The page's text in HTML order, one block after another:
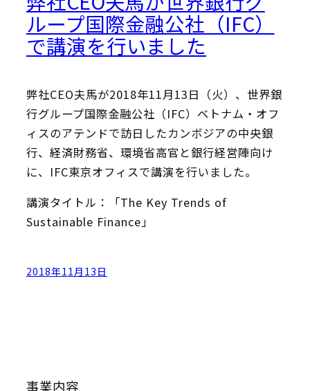
ループ国際金融公社（IFC）
で講演を行いました
弊社CEO夫馬が2018年11月13日（火）、世界銀
行グループ国際金融公社（IFC）ベトナム・オフ
ィスのアテンドで訪日したカンボジアの中央銀
行、経済財務省、環境省高官と銀行経営陣向け
に、IFC東京オフィスで講演を行いました。
講演タイトル：「The Key Trends of
Sustainable Finance」
2018年11月13日
事業内容